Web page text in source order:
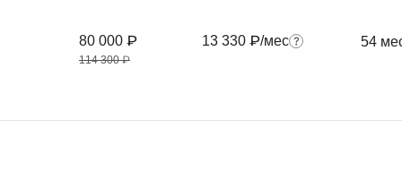
80 000 ₽
114 300 ₽
13 330 ₽/мес 54
Drupal
Белый хакер